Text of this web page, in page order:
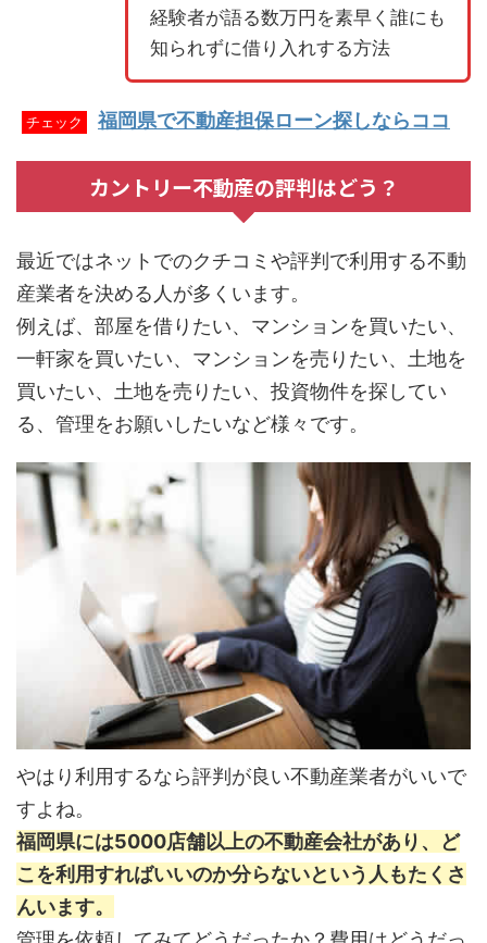
経験者が語る数万円を素早く誰にも
知られずに借り入れする方法
チェック 福岡県で不動産担保ローン探しならココ
カントリー不動産の評判はどう？
最近ではネットでのクチコミや評判で利用する不動
産業者を決める人が多くいます。
例えば、部屋を借りたい、マンションを買いたい、
一軒家を買いたい、マンションを売りたい、土地を
買いたい、土地を売りたい、投資物件を探してい
る、管理をお願いしたいなど様々です。
やはり利用するなら評判が良い不動産業者がいいで
すよね。
福岡県には5000店舗以上の不動産会社があり、ど
こを利用すればいいのか分らないという人もたくさ
んいます。